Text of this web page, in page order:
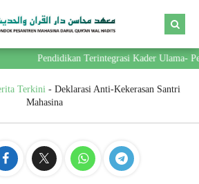
Pendidikan Terintegrasi Kader Ulama-
Terkini - Deklarasi Anti-Kekerasan Santri
Mahasina